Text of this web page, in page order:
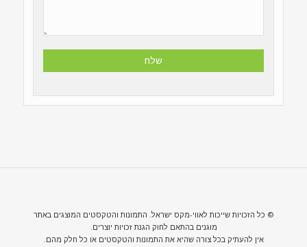
© כל הזכויות שייכות לאווי-מקס ישראל. התמונות והטקסטים המוצגים באתר
מוגנים בהתאם לחוק הגנת זכויות יוצרים.
אין להעתיק בכל צורה שהיא את התמונות והטקסטים או כל חלק מהם.